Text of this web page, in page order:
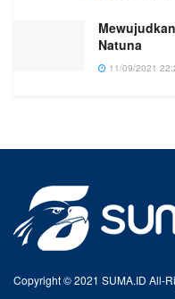
Natuna
11/09/2021
Copyright © 2021 SUMA.ID All-